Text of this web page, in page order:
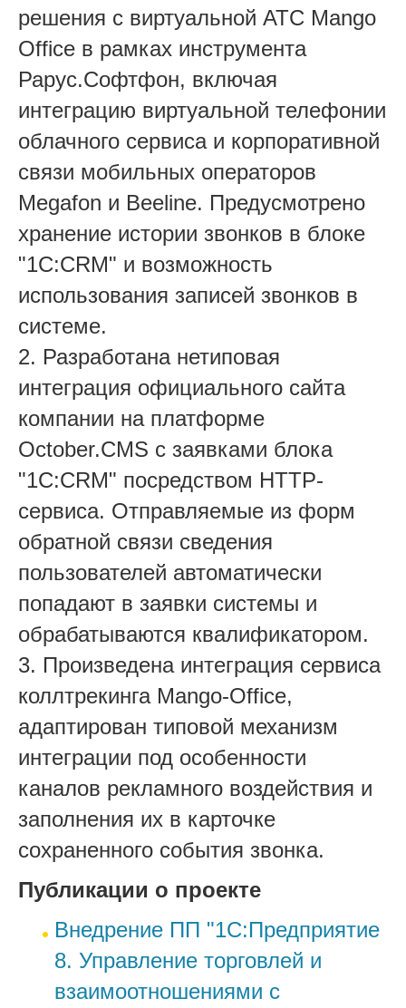
решения с виртуальной АТС Mango
Office в рамках инструмента
Рарус.Софтфон, включая
интеграцию виртуальной телефонии
облачного сервиса и корпоративной
связи мобильных операторов
Megafon и Beeline. Предусмотрено
хранение истории звонков в блоке
"1C:CRM" и возможность
использования записей звонков в
системе.
2. Разработана нетиповая
интеграция официального сайта
компании на платформе
October.CMS с заявками блока
"1C:CRM" посредством HTTP-
сервиса. Отправляемые из форм
обратной связи сведения
пользователей автоматически
попадают в заявки системы и
обрабатываются квалификатором.
3. Произведена интеграция сервиса
коллтрекинга Mango-Office,
адаптирован типовой механизм
интеграции под особенности
каналов рекламного воздействия и
заполнения их в карточке
сохраненного события звонка.
Публикации о проекте
Внедрение ПП "1С:Предприятие
8. Управление торговлей и
взаимоотношениями с